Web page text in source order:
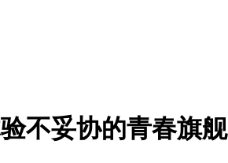
不妥协的青春旗舰